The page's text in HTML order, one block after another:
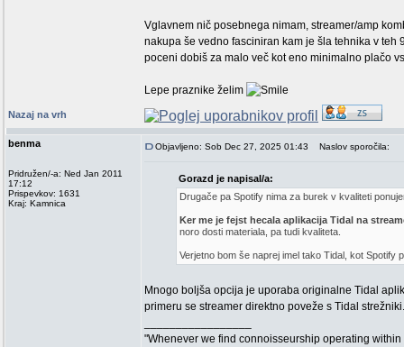
Vglavnem nič posebnega nimam, streamer/amp
nakupa še vedno fasciniran kam je šla tehnika v
poceni dobiš za malo več kot eno minimalno plačo
Lepe praznike želim
Nazaj na vrh
benma
Pridružen/-a: Ned Jan 2011
17:12
Prispevkov: 1631
Kraj: Kamnica
Objavljeno: Sob Dec 27, 2025 01:43 Naslov sporočila:
Gorazd je napisal/a:
Drugače pa Spotify nima za burek v kvaliteti
Ker me je fejst hecala aplikacija Tidal na
noro dosti materiala, pa tudi kvaliteta.
Verjetno bom še naprej imel tako Tidal, kot
Mnogo boljša opcija je uporaba originalne Tidal
primeru se streamer direktno poveže s Tidal strežniki.
"Whenever we find connoisseurship operating